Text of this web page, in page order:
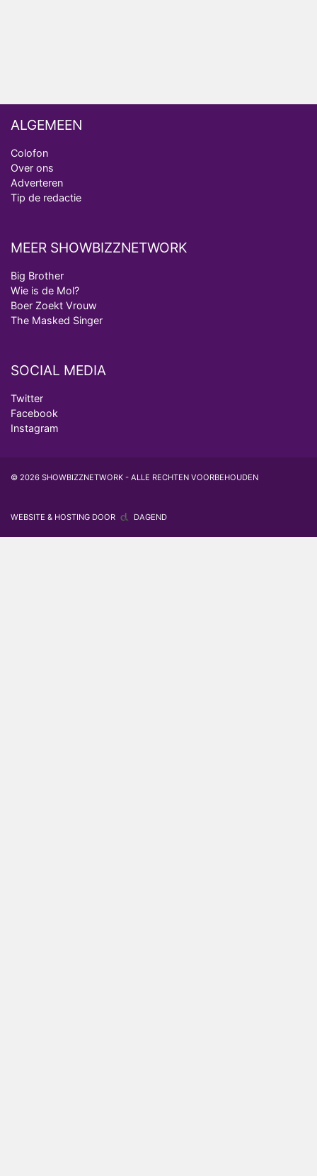
ALGEMEEN
Colofon
Over ons
Adverteren
Tip de redactie
MEER SHOWBIZZNETWORK
Big Brother
Wie is de Mol?
Boer Zoekt Vrouw
The Masked Singer
SOCIAL MEDIA
Twitter
Facebook
Instagram
© 2026 SHOWBIZZNETWORK - ALLE RECHTEN VOORBEHOUDEN
WEBSITE & HOSTING DOOR DAGEND